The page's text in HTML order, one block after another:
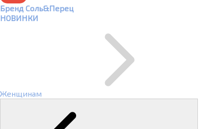
Бренд Соль&Перец
НОВИНКИ
Женщинам